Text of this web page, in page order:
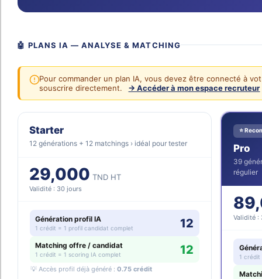
🤖 PLANS IA — ANALYSE & MATCHING
Pour commander un plan IA, vous devez être connecté à
souscrire directement.
→ Accéder à mon espace recruteur
Starter
12 générations + 12 matchings › idéal pour tester
29,000 TND HT
Validité : 30 jours
Génération profil IA
1 crédit = 1 profil candidat complet 12
Matching offre / candidat
1 crédit = 1 scoring IA complet 12
💡 Accès profil déjà généré :0.75 crédit
⭐
Pro
39
régulier
Validité :
1 crédit